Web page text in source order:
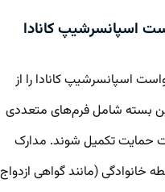
اسپانسرشیپ کانادا
اسپانسرشیپ کانادا را از
بسته شامل فرم‌های متعددی
حمایت تکمیل شوند. مدارک
خانوادگی (مانند گواهی ازدواج